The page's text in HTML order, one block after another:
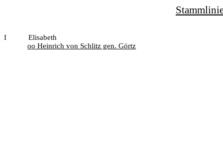
I
Elisabeth
oo Heinrich von Schlitz gen. Görtz